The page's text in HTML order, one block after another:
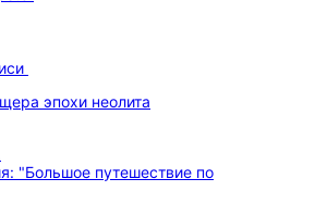
эпохи неолита